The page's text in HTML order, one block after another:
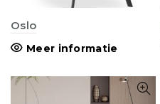
Oslo
Meer informatie